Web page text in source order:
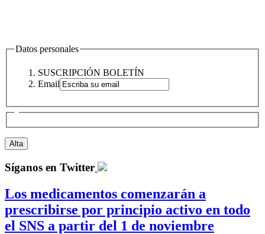
Datos personales
SUSCRIPCIÓN BOLETÍN
Email
Síganos en Twitter
Los medicamentos comenzarán a
prescribirse por principio activo en todo
el SNS a partir del 1 de noviembre